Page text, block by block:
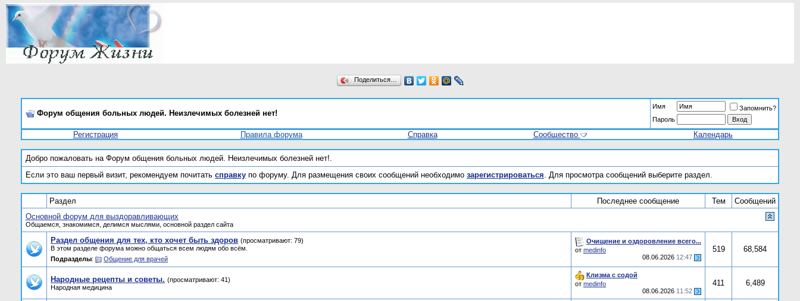
Поделиться…
Форум общения больных людей. Неизлечимых болезней нет!
Имя
Запомнить?
Пароль
Регистрация Правила форума Справка Сообщество Календарь
Добро пожаловать на Форум общения больных людей. Неизлечимых болезней нет!.
Если это ваш первый визит, рекомендуем почитать справку по форуму. Для размещения своих сообщений необходимо зарегистрироваться. Для просмотра сообщений выберите раздел.
Раздел Последнее сообщение Тем
Сообщений
Основной форум для выздоравливающих
Общаемся, знакомимся, делимся мыслями, основной раздел сайта
Раздел общения для тех, кто хочет быть здоров (просматривают: 79)
В этом разделе форума можно общаться всем людям обо всём.
Подразделы: Общение для врачей
Очищение и оздоровление всего...
от medinfo
08.06.2026 12:47
519 68,584
Народные рецепты и советы. (просматривают: 41)
Народная медицина
Клизма с содой
от medinfo
08.06.2026 11:52
411 6,489